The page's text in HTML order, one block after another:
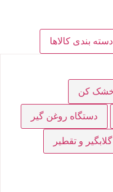
خشک کن
دستگاه روغن گیر
و تقطیر